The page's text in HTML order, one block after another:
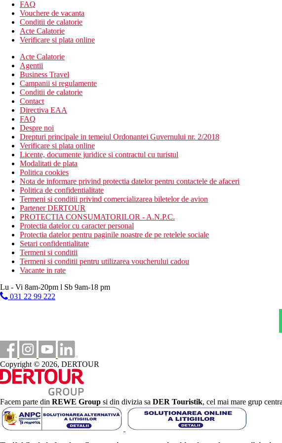
Hotelul dispune de:
hol de intrare cu receptie
lift
restaurant
bar
magazin cu suveniruri
piscina (sezlonguri si umbrele gratuite)
bar langa piscina
parcare (in functie de disponibilitate, gratuita)
Descrierea plajei
plaja pietroasa
Activitati sportive gratuite
tenis de masa
paleta de tenis
Activitati contra cost
fitness
masa de biliard
masaje
piscina interioara incalzita
jacuzzi
baie turceasca
sauna
Mese
Demipensiune
Mic dejun si cina tip bufet
Pensiune completa
Mic dejun, pranz si cina tip bufet
Categoria oficiala
Sfera si calitatea serviciilor si activitatilor mentionate mai sus pot fi afectate de
Distanţe
22 km
Distanta de cel mai apropiat aeroport
400 m
Magazine
FAQ
Vouchere de vacanta
Conditii de calatorie
Acte Calatorie
Verificare si plata online
Acte Calatorie
Agentii
Business Travel
Campanii si regulamente
Conditii de calatorie
Contact
Directiva EAA
FAQ
Despre noi
Drepturi principale in temeiul Ordonantei Guvernului nr. 2/2018
Verificare si plata online
Licente, documente juridice si contractul cu turistul
Modalitati de plata
Politica cookies
Nota de informare privind protectia datelor pentru contactele de afaceri
Politica de confidentialitate
Termeni si conditii privind comercializarea biletelor de avion
Partener DERTOUR
PROTECTIA CONSUMATORILOR - A.N.P.C.
Protectia datelor cu caracter personal
Protectia datelor pentru paginile noastre de pe retelele sociale
Setari confidentialitate
Termeni si conditii
Termeni si conditii pentru utilizarea voucherului cadou
Vacante in rate
Lu - Vi 8am-20pm l Sb 9am-18 pm
031 22 99 222
Copyright © 2026, DERTOUR
Facem parte din REWE Group si din divizia sa DER Touristik, cel mai mare grup